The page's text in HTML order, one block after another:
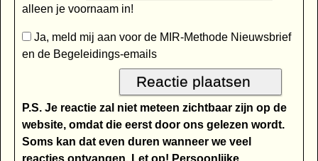
alleen je voornaam in!
Ja, meld mij aan voor de MIR-Methode Nieuwsbrief
en de Begeleidings-emails
P.S. Je reactie zal niet meteen zichtbaar zijn op de
website, omdat die eerst door ons gelezen wordt.
Soms kan dat even duren wanneer we veel